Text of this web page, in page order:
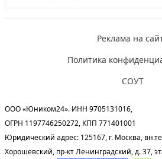
Реклама на
Политика
СОУТ
ООО «Юником24». ИНН 9705131016,
ОГРН 1197746250272, КПП 771401001
Юридический адрес: 125167, г. Москва,
Хорошевский, пр-кт Ленинградский, д. 37,